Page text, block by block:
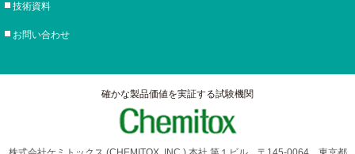
技術資料
お問い合わせ
確かな製品価値を実証する試験機関